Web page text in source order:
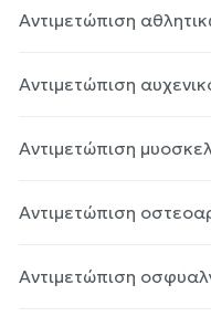
Αντιμετώπιση
Αντιμετώπιση
Αντιμετώπιση
Αντιμετώπιση
Αντιμετώπιση